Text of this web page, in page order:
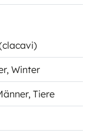
, Winter
, Tiere